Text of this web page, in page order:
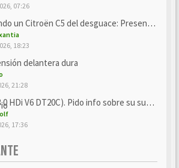
07:26
un Citroën C5 del desguace: Presentación y seguimiento
18:23
delantera dura
21:28
HDi V6 DT20C). Pido info sobre su sustitución
17:36